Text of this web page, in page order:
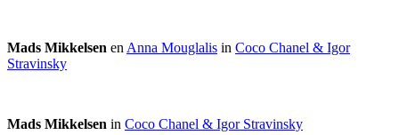
Mads Mikkelsen en Anna Mouglalis in Coco Chanel & Igor
Stravinsky
Mads Mikkelsen in Coco Chanel & Igor Stravinsky